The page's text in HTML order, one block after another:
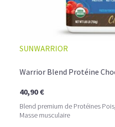
SUNWARRIOR
Warrior Blend Protéine
40,90 €
Blend premium de Protéines
Masse musculaire